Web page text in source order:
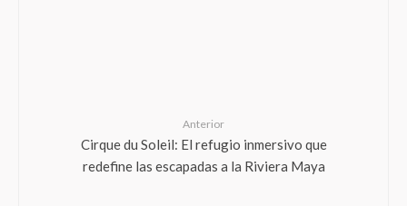
Anterior
Cirque du Soleil: El refugio inmersivo que
redefine las escapadas a la Riviera Maya